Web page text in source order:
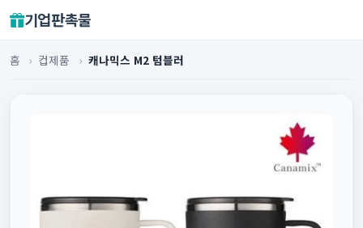
기업판촉물
홈 › 컵제품 › 캐나믹스 M2 텀블러